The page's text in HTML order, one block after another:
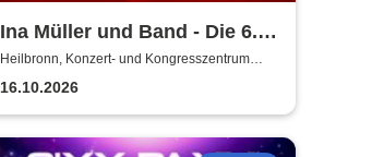
Ina Müller und Band - Die 6.0
Tour
Heilbronn, Konzert- und Kongresszentrum
Harmonie
16.10.2026